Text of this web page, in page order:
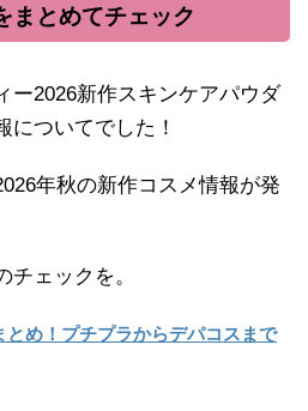
まとめてチェック
ー2026新作スキンケアパウダ
についてでした！
年秋の新作コスメ情報が発
チェックを。
とめ！プチプラからデパコスまで